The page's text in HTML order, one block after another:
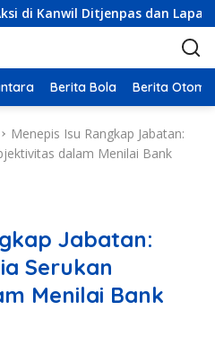
Ditjenpas dan Lapas Kelas IIA
Berita Bola Berita
Menepis Isu Rangkap Jabatan:
dalam Menilai Bank
Jabatan:
Serukan
Menilai Bank